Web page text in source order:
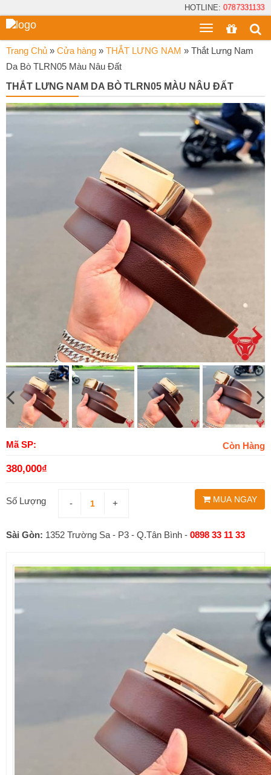
HOTLINE: 0787331133
Toggle
menu
Trang Chủ » Cửa hàng » THẮT LƯNG NAM » Thắt Lưng Nam
Da Bò TLRN05 Màu Nâu Đất
THẮT LƯNG NAM DA BÒ TLRN05 MÀU NÂU ĐẤT
Mã SP: Còn Hàng
380,000₫
Số Lượng - + MUA NGAY
Sài Gòn: 1352 Trường Sa - P3 - Q.Tân Bình - 0898 33 11 33